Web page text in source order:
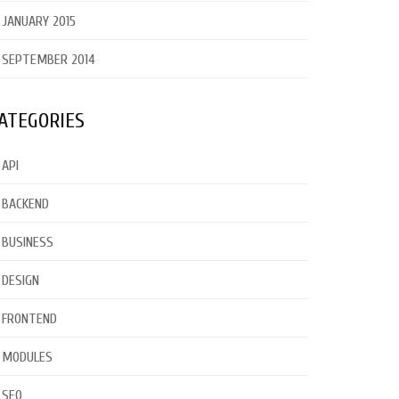
JANUARY 2015
SEPTEMBER 2014
API
BACKEND
BUSINESS
DESIGN
FRONTEND
MODULES
SEO